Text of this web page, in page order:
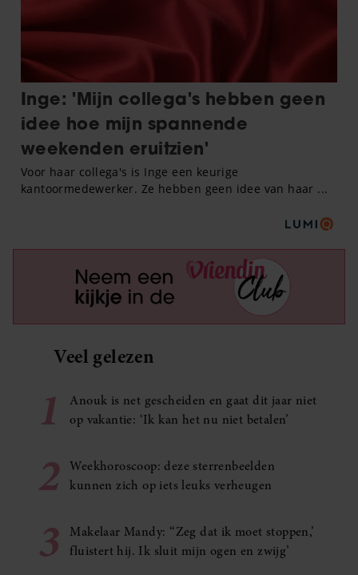
Veel gelezen
1
Anouk is net gescheiden en gaat dit jaar niet
op vakantie: ‘Ik kan het nu niet betalen’
2
Weekhoroscoop: deze sterrenbeelden
kunnen zich op iets leuks verheugen
3
Makelaar Mandy: ‘‘Zeg dat ik moet stoppen,’
fluistert hij. Ik sluit mijn ogen en zwijg’